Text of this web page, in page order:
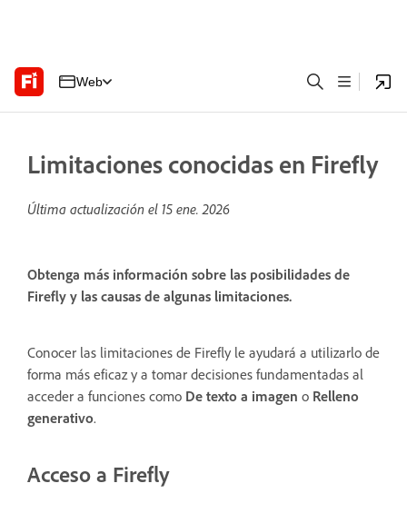
Web
Limitaciones conocidas en Firefly
Última actualización el 15 ene. 2026
Obtenga más información sobre las posibilidades de
Firefly y las causas de algunas limitaciones.
Conocer las limitaciones de Firefly le ayudará a utilizarlo de
forma más eficaz y a tomar decisiones fundamentadas al
acceder a funciones como De texto a imagen o Relleno
generativo.
Acceso a Firefly